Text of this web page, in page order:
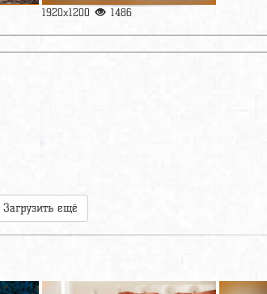
1920x1200 1486
Загрузить ещё